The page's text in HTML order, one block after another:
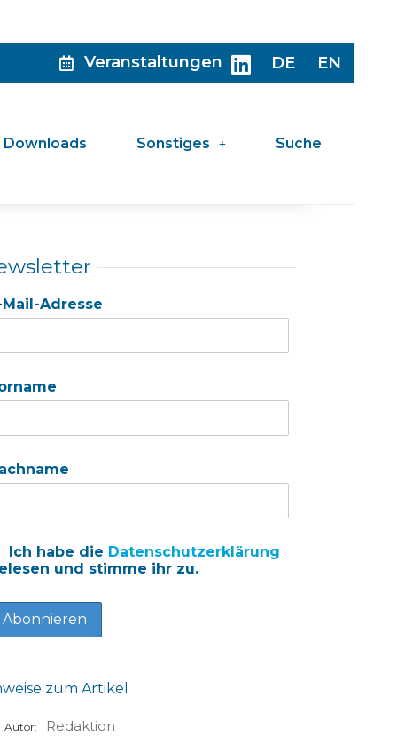
Veranstaltungen DE EN
Downloads Sonstiges Suche
Mail-Adresse
Ich habe die Datenschutzerklärung
und stimme ihr zu.
zum Artikel
Autor: Redaktion